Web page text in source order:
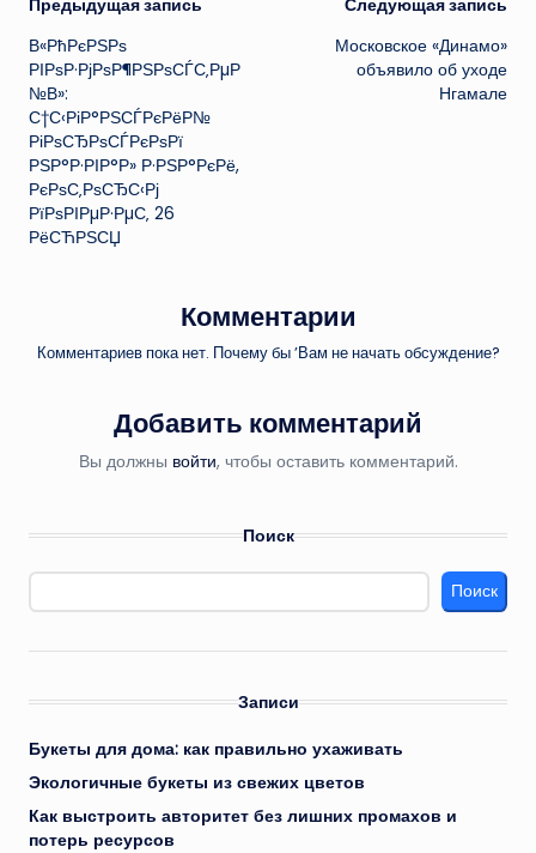
Навигация
записи
Предыдущая запись
В«РћРєРЅРѕ
РІРѕР·РјРѕР¶РЅРѕСЃС‚РµР
№В»:
С†С‹РіР°РЅСЃРєРёР№
РіРѕСЂРѕСЃРєРѕРї
РЅР°Р·РІР°Р» Р·РЅР°РєРё,
РєРѕС‚РѕСЂС‹Рј
РїРѕРІРµР·РµС‚ 26
РёСЋРЅСЏ
Следующая запись
Московское «Динамо»
объявило об уходе
Нгамале
Комментарии
Комментариев пока нет. Почему бы ’Вам не начать обсуждение?
Добавить комментарий
Вы должны войти, чтобы оставить комментарий.
Поиск
Поиск
Записи
Букеты для дома: как правильно ухаживать
Экологичные букеты из свежих цветов
Как выстроить авторитет без лишних промахов и
потерь ресурсов